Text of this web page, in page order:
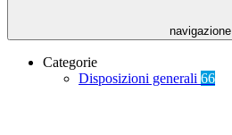
navigazione
Categorie
Disposizioni generali 66